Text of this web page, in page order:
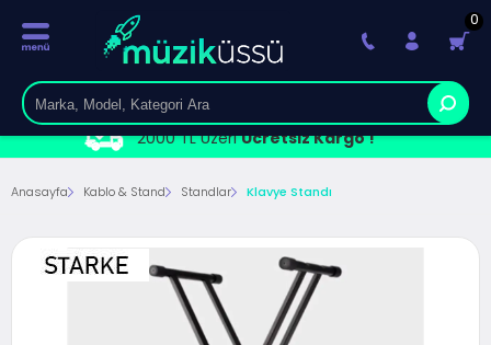
2000 TL ÜzeriÜcretsiz Kargo !
0
Anasayfa Kablo & Stand Standlar Klavye Standı